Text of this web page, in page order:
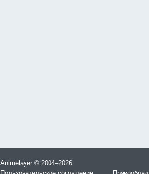
Animelayer © 2004–2026